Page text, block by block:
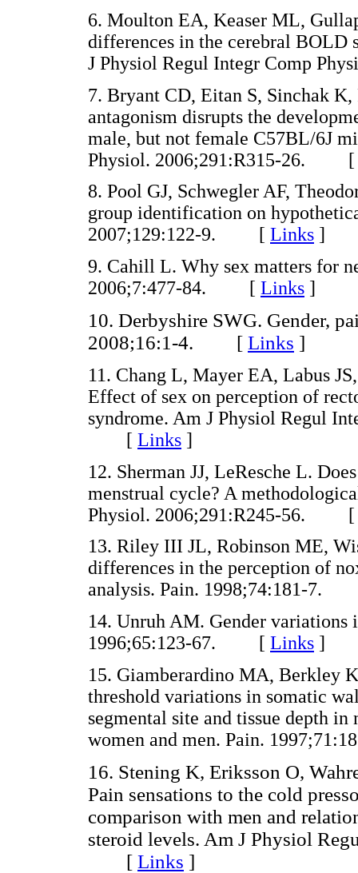
6. Moulton EA, Keaser ML,
differences in the cerebral BOLD
J Physiol Regul Integr Comp
7. Bryant CD, Eitan S, Sinchak
antagonism disrupts the
male, but not female C57BL/6J
Physiol. 2006;291:R315-26.
8. Pool GJ, Schwegler AF,
group identification on
2007;129:122-9. [ Links ]
9. Cahill L. Why sex matters for
2006;7:477-84. [ Links ]
10. Derbyshire SWG. Gender,
2008;16:1-4. [ Links ]
11. Chang L, Mayer EA, Labus
Effect of sex on perception of
syndrome. Am J Physiol Regul
[ Links ]
12. Sherman JJ, LeResche L.
menstrual cycle? A
Physiol. 2006;291:R245-56.
13. Riley III JL, Robinson ME,
differences in the perception of
analysis. Pain. 1998;74:181-
14. Unruh AM. Gender
1996;65:123-67. [ Links ]
15. Giamberardino MA, Berkley
threshold variations in somatic
segmental site and tissue depth
women and men. Pain.
16. Stening K, Eriksson O,
Pain sensations to the cold
comparison with men and
steroid levels. Am J Physiol
[ Links ]